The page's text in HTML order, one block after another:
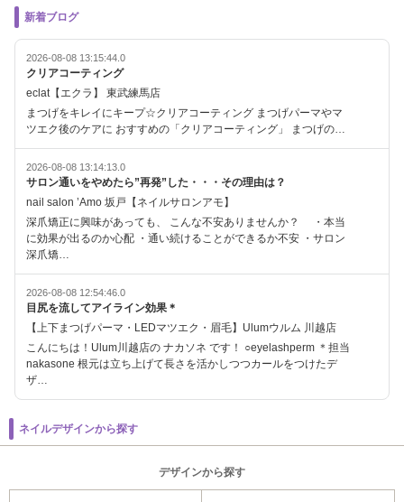
新着ブログ
2026-08-08 13:15:44.0
クリアコーティング
eclat【エクラ】 東武練馬店
まつげをキレイにキープ☆クリアコーティング まつげパーマやマ
ツエク後のケアに おすすめの「クリアコーティング」 まつげの…
2026-08-08 13:14:13.0
サロン通いをやめたら”再発”した・・・その理由は？
nail salon ’Amo 坂戸【ネイルサロンアモ】
深爪矯正に興味があっても、 こんな不安ありませんか？ ・本当
に効果が出るのか心配 ・通い続けることができるか不安 ・サロン
深爪矯…
2026-08-08 12:54:46.0
目尻を流してアイライン効果＊
【上下まつげパーマ・LEDマツエク・眉毛】Ulumウルム 川越店
こんにちは！Ulum川越店の ナカソネ です！ ○eyelashperm ＊担当
nakasone 根元は立ち上げて長さを活かしつつカールをつけたデ
ザ…
ネイルデザインから探す
デザインから探す